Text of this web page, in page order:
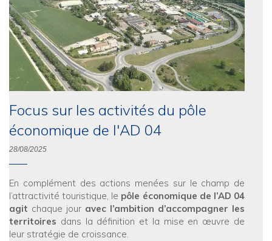
Focus sur les activités du pôle
économique de l'AD 04
28/08/2025
En complément des actions menées sur le champ de
l’attractivité touristique, le pôle économique de l’AD 04
agit chaque jour avec l’ambition d’accompagner les
territoires dans la définition et la mise en œuvre de
leur stratégie de croissance.